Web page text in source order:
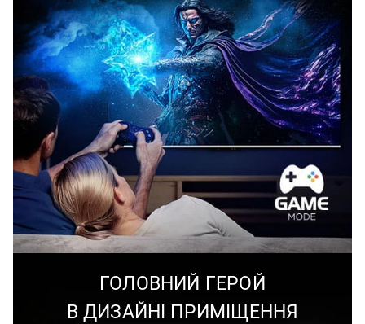
ГОЛОВНИЙ ГЕРОЙ
В ДИЗАЙНІ ПРИМІЩЕННЯ